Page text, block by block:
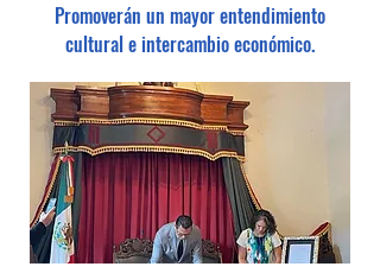
Promoverán un mayor entendimiento
cultural e intercambio económico.